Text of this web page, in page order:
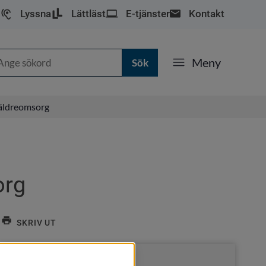
Lyssna Lättläst E-tjänster Kontakt
Meny
SKRIV UT